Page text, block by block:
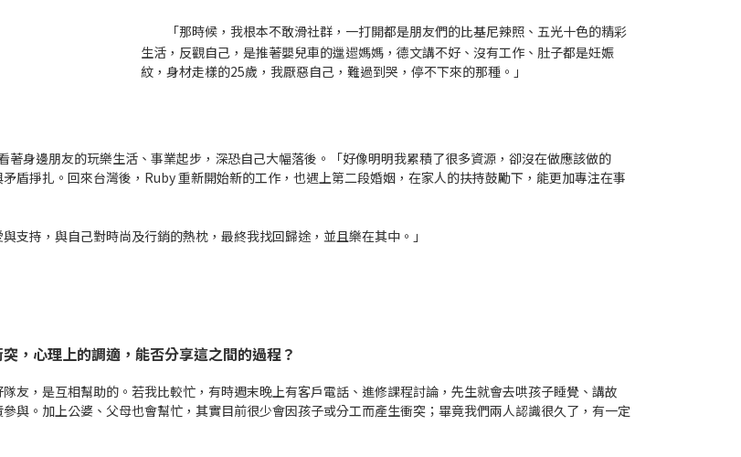
「那時候，我根本不敢滑社群，一打開都是朋友們的比基尼辣照、五光十色的精彩
生活，反觀自己，是推著嬰兒車的邋遢媽媽，德文講不好、沒有工作、肚子都是妊娠
紋，身材走樣的25歲，我厭惡自己，難過到哭，停不下來的那種。」
身邊朋友的玩樂生活、事業起步，深恐自己大幅落後。「好像明明我累積了很多資源，卻沒在做應該做的
盾掙扎。回來台灣後，Ruby 重新開始新的工作，也遇上第二段婚姻，在家人的扶持鼓勵下，能更加專注在事
支持，與自己對時尚及行銷的熱枕，最終我找回歸途，並且樂在其中。」
，心理上的調適，能否分享這之間的過程？
友，是互相幫助的。若我比較忙，有時週末晚上有客戶電話、進修課程討論，先生就會去哄孩子睡覺、講故
與。加上公婆、父母也會幫忙，其實目前很少會因孩子或分工而產生衝突；畢竟我們兩人認識很久了，有一定